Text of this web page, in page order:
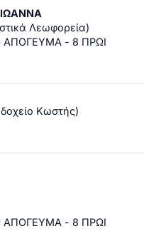
Λεωφορεία)
ΑΠΟΓΕΥΜΑ - 8 ΠΡΩΙ
Κωστής)
ΑΠΟΓΕΥΜΑ - 8 ΠΡΩΙ